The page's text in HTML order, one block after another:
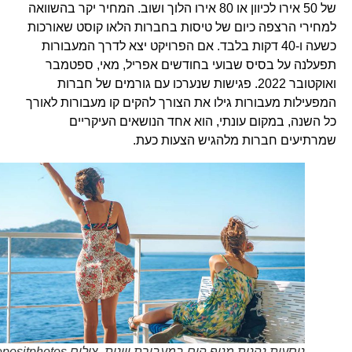
של 50 אירו לכיוון או 80 אירו הלוך ושוב. המחיר יקר בהשוואה
למחירי הרצפה כיום של טיסות בחברות הלאו קוסט שאורכות
כשעה ו-40 דקות בלבד. אם הפרויקט יצא לדרך המעבורות
תפעלנה על בסיס שבועי בחודשים אפריל, מאי, ספטמבר
ואוקטובר 2022. פגישות שנערכו עם גורמים של חברות
המפעילות מעבורות גילו את הצורך להקים קו מעבורות לאורך
כל השנה, במקום עונתי, הוא אחד הנושאים העיקריים
שמרתיעים חברות מלהגיש הצעות כעת.